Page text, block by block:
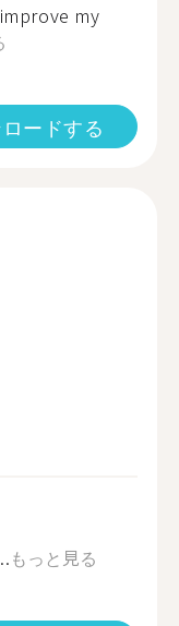
my
ードする
もっと見る